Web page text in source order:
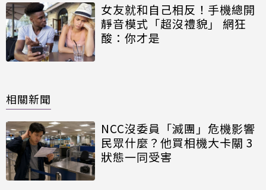
女友就和自己相反！手機總開
靜音模式「超沒禮貌」 網狂
酸：你才是
相關新聞
NCC沒委員「滅團」危機影響
民眾什麼？他買相機大卡關 3
狀態一同受害